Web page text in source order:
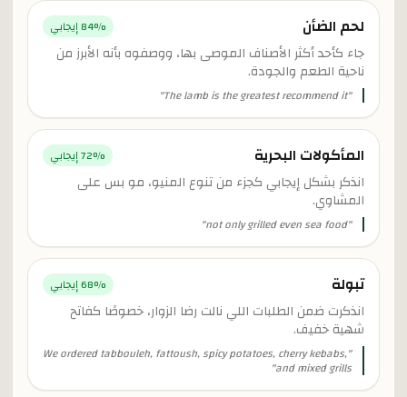
لحم الضأن 84% إيجابي
جاء كأحد أكثر الأصناف الموصى بها، ووصفوه بأنه الأبرز من
ناحية الطعم والجودة.
"
The lamb is the greatest recommend it
"
المأكولات البحرية 72% إيجابي
انذكر بشكل إيجابي كجزء من تنوع المنيو، مو بس على
المشاوي.
"
not only grilled even sea food
"
تبولة 68% إيجابي
انذكرت ضمن الطلبات اللي نالت رضا الزوار، خصوصًا كفاتح
شهية خفيف.
"
We ordered tabbouleh, fattoush, spicy potatoes, cherry kebabs,
and mixed grills
"